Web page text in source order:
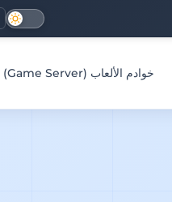
خوادم الألعاب (Game Server)